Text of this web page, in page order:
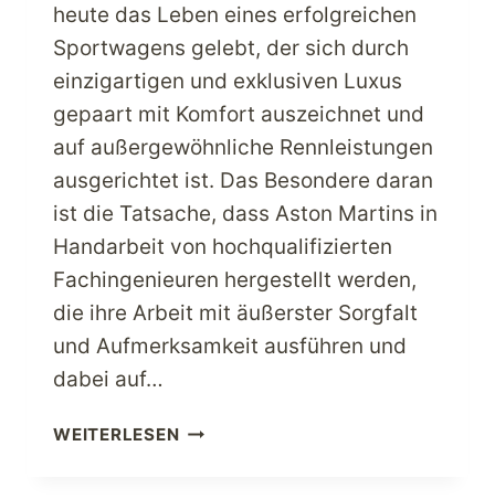
heute das Leben eines erfolgreichen
Sportwagens gelebt, der sich durch
einzigartigen und exklusiven Luxus
gepaart mit Komfort auszeichnet und
auf außergewöhnliche Rennleistungen
ausgerichtet ist. Das Besondere daran
ist die Tatsache, dass Aston Martins in
Handarbeit von hochqualifizierten
Fachingenieuren hergestellt werden,
die ihre Arbeit mit äußerster Sorgfalt
und Aufmerksamkeit ausführen und
dabei auf…
WEITERLESENASTON